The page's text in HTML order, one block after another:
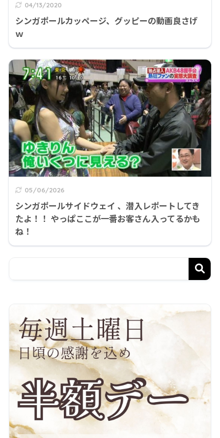
04/13/2020
シンガポールカッページ、グッピーの動画良さげ
ｗ
05/06/2026
シンガポールサイドウェイ 、潜入レポートしてき
たよ！！ やっぱここが一番お客さん入ってるかも
ね！